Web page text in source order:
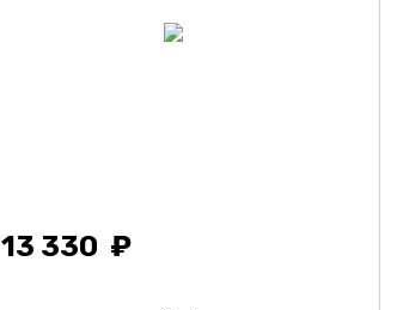
13 330